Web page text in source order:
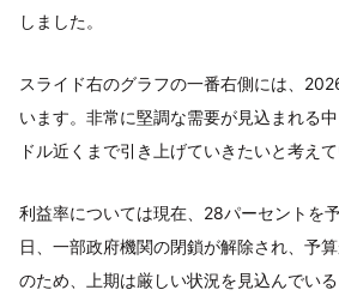
しました。
スライド右のグラフの一番右側には、
います。非常に堅調な需要が見込まれる
ドル近くまで引き上げていきたいと考えて
利益率については現在、28パーセントを
日、一部政府機関の閉鎖が解除され、予
のため、上期は厳しい状況を見込んでい